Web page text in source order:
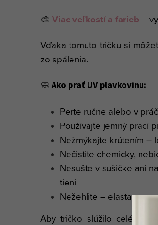
🎨 Viac veľkostí a farieb –
Vďaka tomuto tričku si
zo spálenia.
🧼Ako prať UV plavkovinu:
Perte ručne alebo v
Používajte jemný prací
Nežmýkajte krútením –
Nečistite chemicky,
Nesušte v sušičke ani
tieni
Nežehlite – elastan by
Aby tričko slúžilo celé leto